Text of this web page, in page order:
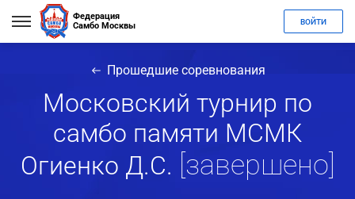
Федерация
Самбо Москвы
ВОЙТИ
Прошедшие соревнования
Московский турнир по
самбо памяти МСМК
Огиенко Д.С. [завершено]